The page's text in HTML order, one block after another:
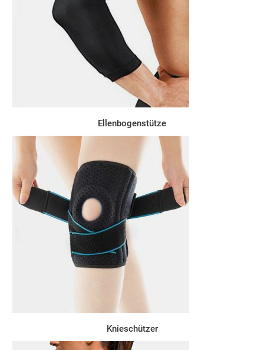
Ellenbogenstütze
Knieschützer